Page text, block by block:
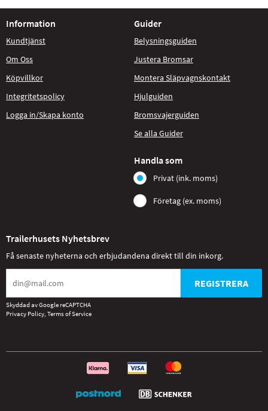
Information
Kundtjänst
Om Oss
Köpvillkor
Integritetspolicy
Logga in/Skapa konto
Guider
Belysningsguiden
Justera Bromsar
Montera Släpvagnskontakt
Hjulguiden
Bromsvajerguiden
Se alla Guider
Handla som
Privat (ink. moms)
Företag (ex. moms)
Trailerhusets Nyhetsbrev
Få senaste nyheterna och erbjudandena direkt till din inkorg.
REGISTRERA
Skyddad av Google reCAPTCHA
Privacy Policy, Terms of Service